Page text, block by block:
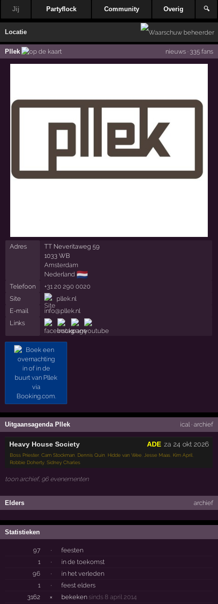
Jij Partyflock Community Overig 🔍
Locatie
Pllek nieuws· 335 fans
Adres
TT Neveritaweg 59
1033 WB
Amsterdam
Nederland 🇳🇱
Telefoon
+31 20 290 0020
Site
pllek.nl
E-mail
info@pllek.nl
Links
Uitgaansagenda Pllek ical· archief
Heavy House Society za 24 okt 2026
ADE
Boss Priester ,Cam Stockman Dennis Quin Hidde van Wee Jesse Maas Kim April
Robbie Doherty ,Sidney Charles
toon archief, 96 evenementen
Elders archief
Statistieken
97 ·
feesten
1
·
in de toekomst
96
·
in het verleden
1
·
feest elders
3162
× bekeken sinds 8 april 2014